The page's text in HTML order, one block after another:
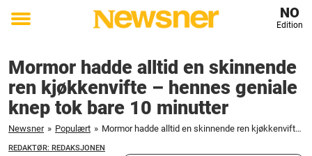
Toggle
NO
Edition
Mormor hadde alltid en skinnende
ren kjøkkenvifte – hennes geniale
knep tok bare 10 minutter
Newsner » Populært » Mormor hadde alltid en skinnende ren kjøkkenvifte - hennes geniale knep tok bare 10 minutter
REDAKTØR: REDAKSJONEN